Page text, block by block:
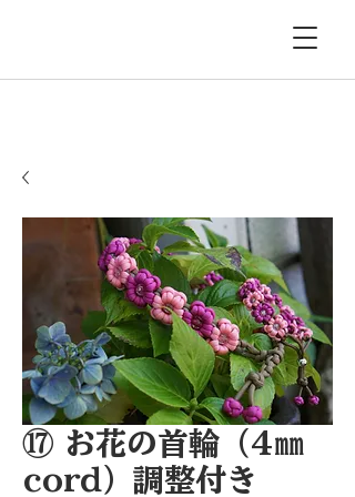
⑰ お花の首輪（4㎜
cord）調整付き